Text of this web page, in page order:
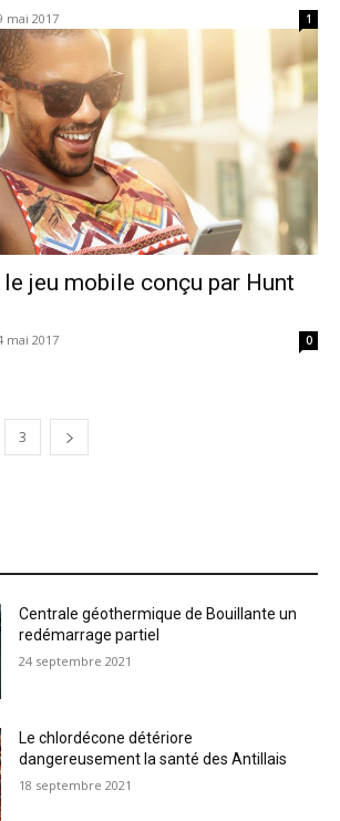
mai 2017 1
le jeu mobile conçu par Hunt
mai 2017 0
3
Centrale géothermique de Bouillante un
redémarrage partiel
24 septembre 2021
Le chlordécone détériore
dangereusement la santé des Antillais
18 septembre 2021